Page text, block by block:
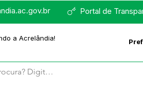
Portal de
a Acrelândia!